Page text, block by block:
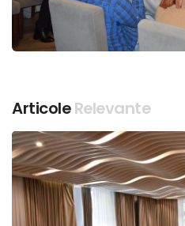
ArticoleRelevante